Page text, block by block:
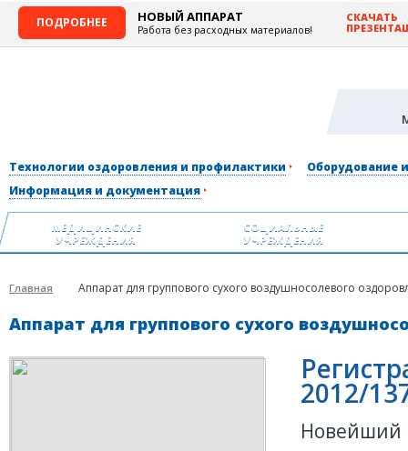
ПОДРОБНЕЕ НОВЫЙ АППАРАТ
Работа без расходных материалов!
СКАЧАТЬ
Технологии оздоровления и профилактики
Оборудование
Информация и документация
МЕДИЦИНСКИЕ
УЧРЕЖДЕНИЯ
СОЦИАЛЬНЫЕ
УЧРЕЖДЕНИЯ
Главная Аппарат для группового сухого воздушносолевого
Аппарат для группового сухого
2012/
Новейший